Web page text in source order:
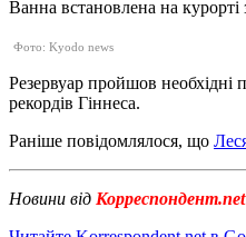
Ванна встановлена ​​на
Фото: Kyodo news
Резервуар пройшов необхідні
рекордів Гіннеса.
Раніше повідомлялося, що
Новини від Корреспондент.net